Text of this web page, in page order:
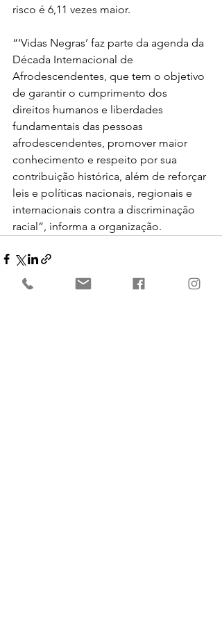
risco é 6,11 vezes maior.
“‘Vidas Negras’ faz parte da agenda da
Década Internacional de
Afrodescendentes, que tem o objetivo
de garantir o cumprimento dos
direitos humanos e liberdades
fundamentais das pessoas
afrodescendentes, promover maior
conhecimento e respeito por sua
contribuição histórica, além de reforçar
leis e políticas nacionais, regionais e
internacionais contra a discriminação
racial”, informa a organização.